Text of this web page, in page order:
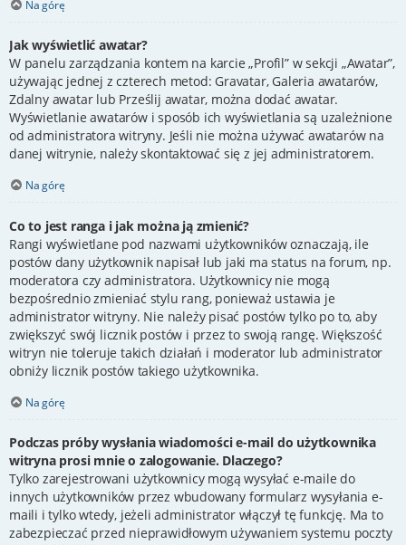
Na górę
Jak wyświetlić awatar?
W panelu zarządzania kontem na karcie „Profil” w sekcji „Awatar”,
używając jednej z czterech metod: Gravatar, Galeria awatarów,
Zdalny awatar lub Prześlij awatar, można dodać awatar.
Wyświetlanie awatarów i sposób ich wyświetlania są uzależnione
od administratora witryny. Jeśli nie można używać awatarów na
danej witrynie, należy skontaktować się z jej administratorem.
Na górę
Co to jest ranga i jak można ją zmienić?
Rangi wyświetlane pod nazwami użytkowników oznaczają, ile
postów dany użytkownik napisał lub jaki ma status na forum, np.
moderatora czy administratora. Użytkownicy nie mogą
bezpośrednio zmieniać stylu rang, ponieważ ustawia je
administrator witryny. Nie należy pisać postów tylko po to, aby
zwiększyć swój licznik postów i przez to swoją rangę. Większość
witryn nie toleruje takich działań i moderator lub administrator
obniży licznik postów takiego użytkownika.
Na górę
Podczas próby wysłania wiadomości e-mail do użytkownika
witryna prosi mnie o zalogowanie. Dlaczego?
Tylko zarejestrowani użytkownicy mogą wysyłać e-maile do
innych użytkowników przez wbudowany formularz wysyłania e-
maili i tylko wtedy, jeżeli administrator włączył tę funkcję. Ma to
zabezpieczać przed nieprawidłowym używaniem systemu poczty